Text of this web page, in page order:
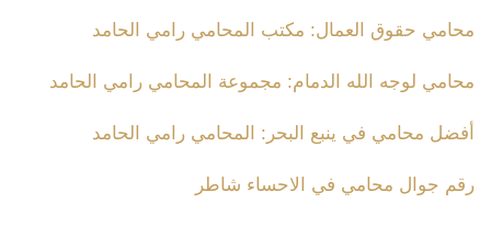
محامي حقوق العمال: مكتب المحامي رامي الحامد
محامي لوجه الله الدمام: مجموعة المحامي رامي الحامد
أفضل محامي في ينبع البحر: المحامي رامي الحامد
رقم جوال محامي في الاحساء شاطر